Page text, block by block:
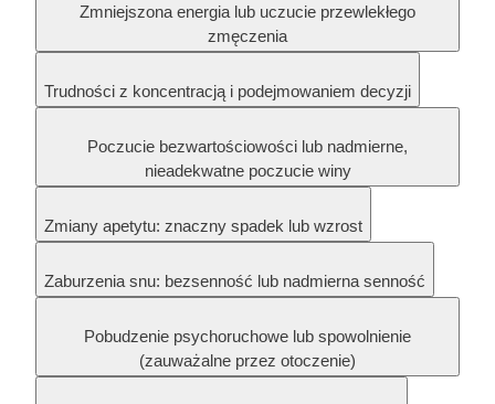
Zmniejszona energia lub uczucie przewlekłego
zmęczenia
Trudności z koncentracją i podejmowaniem decyzji
Poczucie bezwartościowości lub nadmierne,
nieadekwatne poczucie winy
Zmiany apetytu: znaczny spadek lub wzrost
Zaburzenia snu: bezsenność lub nadmierna senność
Pobudzenie psychoruchowe lub spowolnienie
(zauważalne przez otoczenie)